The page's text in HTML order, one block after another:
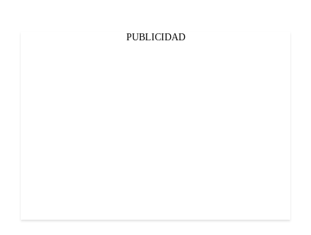
PUBLICIDAD